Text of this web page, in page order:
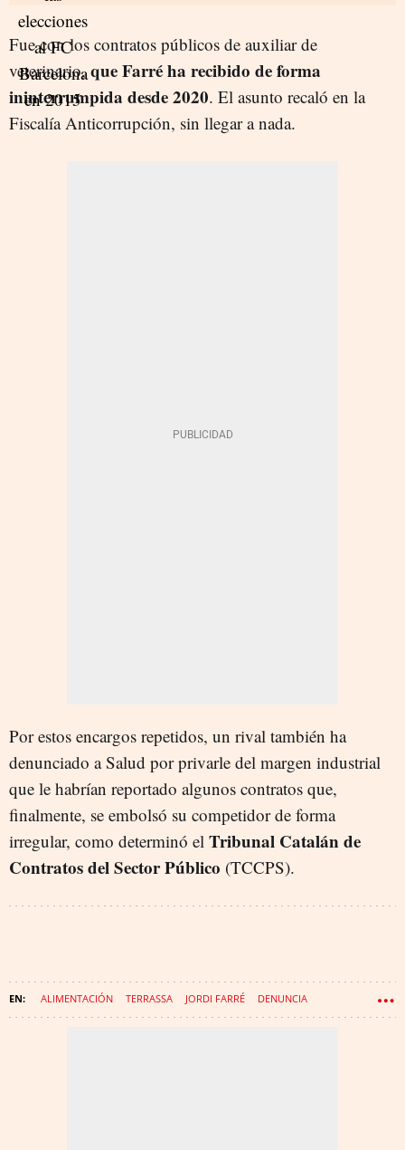
Fue con los contratos públicos de auxiliar de
veterinario,que Farré ha recibido de forma
ininterrumpida desde 2020. El asunto recaló en la
Fiscalía Anticorrupción, sin llegar a nada.
Por estos encargos repetidos, un rival también ha
denunciado a Salud por privarle del margen industrial
que le habrían reportado algunos contratos que,
finalmente, se embolsó su competidor de forma
irregular, como determinó el Tribunal Catalán de
Contratos del Sector Público (TCCPS).
ALIMENTACIÓN TERRASSA JORDI FARRÉ DENUNCIA